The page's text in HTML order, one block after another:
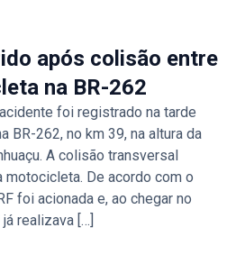
após colisão entre
na BR-262
foi registrado na tarde
BR-262, no km 39, na altura da
A colisão transversal
motocicleta. De acordo com o
foi acionada e, ao chegar no
realizava […]